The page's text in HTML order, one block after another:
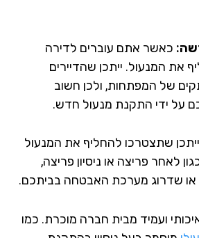
אתם עוברים לדירה
ייתכן שהדיירים
המפתחות, ולכן חשוב
ידי התקנת מנעול חדש.
שתצטרכו להחליף את המנעול
פריצה או ניסיון פריצה,
מערכת האבטחה בביתכם.
ועמיד מבית חברה מוכרת. כמו